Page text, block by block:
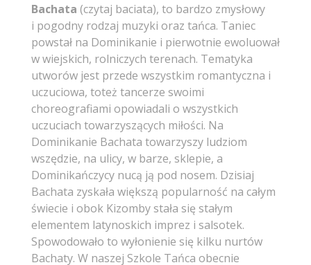
Bachata (czytaj baciata), to bardzo zmysłowy
i pogodny rodzaj muzyki oraz tańca. Taniec
powstał na Dominikanie i pierwotnie ewoluował
w wiejskich, rolniczych terenach. Tematyka
utworów jest przede wszystkim romantyczna i
uczuciowa, toteż tancerze swoimi
choreografiami opowiadali o wszystkich
uczuciach towarzyszących miłości. Na
Dominikanie Bachata towarzyszy ludziom
wszędzie, na ulicy, w barze, sklepie, a
Dominikańczycy nucą ją pod nosem. Dzisiaj
Bachata zyskała większą popularność na całym
świecie i obok Kizomby stała się stałym
elementem latynoskich imprez i salsotek.
Spowodowało to wyłonienie się kilku nurtów
Bachaty. W naszej Szkole Tańca obecnie